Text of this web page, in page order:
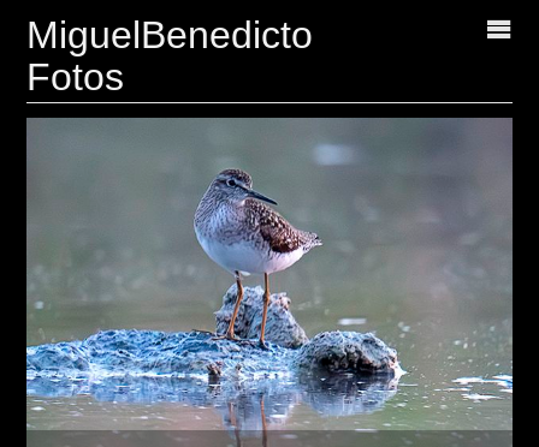
MiguelBenedicto
Fotos